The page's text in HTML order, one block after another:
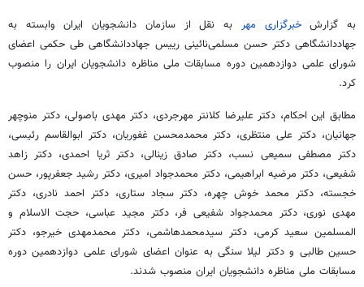
به گزارشخبرگزاری مهر به نقل از سازمان دانشجویان ایران وابسته به
جهاددانشگاهی دکتر حسن مسلمی‌نائینی رییس جهاددانشگاهی طی حکمی اعضای
شورای علمی دوازدهمین دوره مسابقات ملی مناظره دانشجویان ایران را منصوب
کرد.
مطابق این احکام، دکتر علیرضا کلانتر مهرجردی، دکتر مهدی باصولی، دکتر منوچهر
جهانیان، دکتر علی منتظری، دکتر محمدمحسن غفوریان، دکتر ابوالقاسم رئیسی،
دکتر مصطفی سمیعی نسب، دکتر صادق زینالی، دکتر ثریا احمدی، دکتر زاهد
شفیعی، دکتر مرضیه ابراهیمی، دکتر محمدجواد امیری، دکتر رشید جعفرپور، حسن
خجسته، دکتر محمد خوش چهره، دکتر سجاد ستاری، دکتر احمد نادری، دکتر
مهدی نوری، دکتر محمدجواد شفیعی فر، دکتر مجید عباسی، حجت الاسلام و
المسلمین سعید کرمی، دکتر سیدمحمدهاشمی، دکتر محمدمهدی خیرجو، دکتر
حسین طالبی و دکتر لیلا سنگی به عنوان اعضای شورای علمی دوازدهمین دوره
مسابقات ملی مناظره دانشجویان ایران منصوب شدند.